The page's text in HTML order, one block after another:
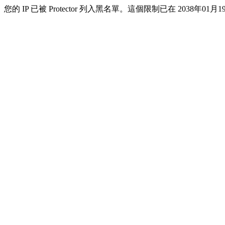
您的 IP 已被 Protector 列入黑名單。這個限制已在 2038年01月